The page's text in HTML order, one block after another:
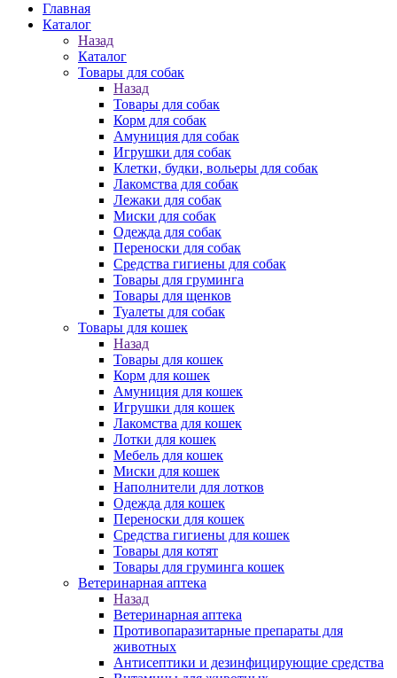
Главная
Каталог
Назад
Каталог
Товары для собак
Назад
Товары для собак
Корм для собак
Амуниция для собак
Игрушки для собак
Клетки, будки, вольеры для собак
Лакомства для собак
Лежаки для собак
Миски для собак
Одежда для собак
Переноски для собак
Средства гигиены для собак
Товары для груминга
Товары для щенков
Туалеты для собак
Товары для кошек
Назад
Товары для кошек
Корм для кошек
Амуниция для кошек
Игрушки для кошек
Лакомства для кошек
Лотки для кошек
Мебель для кошек
Миски для кошек
Наполнители для лотков
Одежда для кошек
Переноски для кошек
Средства гигиены для кошек
Товары для котят
Товары для груминга кошек
Ветеринарная аптека
Назад
Ветеринарная аптека
Противопаразитарные препараты для
животных
Антисептики и дезинфицирующие средства